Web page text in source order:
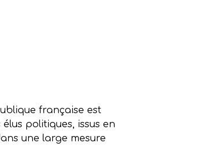
française est
politiques, issus en
une large mesure